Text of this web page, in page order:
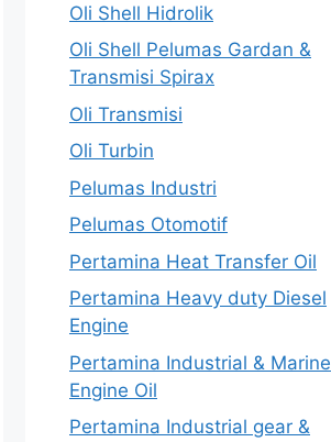
Oli Shell Hidrolik
Oli Shell Pelumas Gardan &
Transmisi Spirax
Oli Transmisi
Oli Turbin
Pelumas Industri
Pelumas Otomotif
Pertamina Heat Transfer Oil
Pertamina Heavy duty Diesel
Engine
Pertamina Industrial & Marine
Engine Oil
Pertamina Industrial gear &